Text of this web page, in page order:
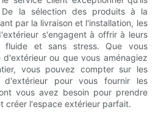
la sélection des produits à la
par la livraison et l'installation, les
s'engagent à offrir à leurs
fluide et sans stress. Que vous
ou que vous aménagiez
vous pouvez compter sur les
d'extérieur pour vous fournir les
vous avez besoin pour prendre
créer l'espace extérieur parfait.